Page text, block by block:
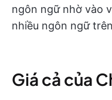
ngôn ngữ nhờ vào
nhiều ngôn ngữ
Giá cả của